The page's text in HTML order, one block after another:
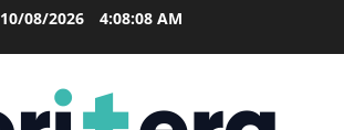
10/08/2026 4:08:09 AM